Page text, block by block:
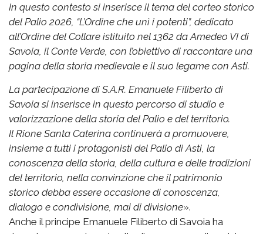
In questo contesto si inserisce il tema del corteo storico
del Palio 2026, “L’Ordine che unì i potenti”, dedicato
all’Ordine del Collare istituito nel 1362 da Amedeo VI di
Savoia, il Conte Verde, con l’obiettivo di raccontare una
pagina della storia medievale e il suo legame con Asti.
La partecipazione di S.A.R. Emanuele Filiberto di
Savoia si inserisce in questo percorso di studio e
valorizzazione della storia del Palio e del territorio.
Il Rione Santa Caterina continuerà a promuovere,
insieme a tutti i protagonisti del Palio di Asti, la
conoscenza della storia, della cultura e delle tradizioni
del territorio, nella convinzione che il patrimonio
storico debba essere occasione di conoscenza,
dialogo e condivisione, mai di divisione».
Anche il principe Emanuele Filiberto di Savoia ha